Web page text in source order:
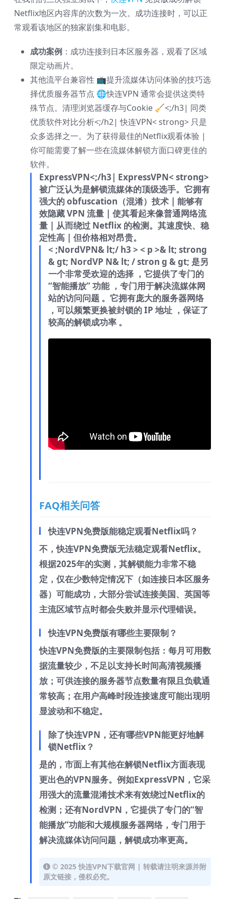
Netflix地区内容库的次数为一次。成功连接时，可以正
常观看该地区的独家剧集和电影。
成功案例 ：成功连接到日本区服务器，观看了区域
限定动画片。
其他流平台兼容性 📺提升流媒体访问体验的技巧选
择优质服务器节点 🌐快连VPN 通常会提供这类特
殊节点。清理浏览器缓存与Cookie 🧹<;/h3| 同类
优质软件对比分析<;/h2|快连VPN< strong> 只是
众多选择之一。为了获得最佳的Netflix观看体验 |
你可能需要了解一些在流媒体解锁方面口碑更佳的
软件。
ExpressVPN<;/h3| ExpressVPN< strong>
被广泛认为是解锁流媒体的顶级选手。它拥有
强大的 obfuscation（混淆）技术 | 能够有
效隐藏 VPN 流量 | 使其看起来像普通网络流
量 | 从而绕过 Netflix 的检测。其速度快、稳
定性高 | 但价格相对昂贵。
< ;NordVPN& lt;/ h3 > < p >& lt; strong
& gt; NordVP N& lt; / stron g & gt; 是另
一个非常受欢迎的选择 ，它提供了专门的
“智能播放” 功能 ，专门用于解决流媒体网
站的访问问题 。它拥有庞大的服务器网络
，可以频繁更换被封锁的 IP 地址 ，保证了
较高的解锁成功率 。
FAQ相关问答
快连VPN免费版能稳定观看Netflix吗？
不，快连VPN免费版无法稳定观看Netflix。
根据2025年的实测，其解锁能力非常不稳
定，仅在少数特定情况下（如连接日本区服务
器）可能成功，大部分尝试连接美国、英国等
主流区域节点时都会失败并显示代理错误。
快连VPN免费版有哪些主要限制？
快连VPN免费版的主要限制包括：每月可用数
据流量较少，不足以支持长时间高清视频播
放；可供连接的服务器节点数量有限且负载通
常较高；在用户高峰时段连接速度可能出现明
显波动和不稳定。
除了快连VPN，还有哪些VPN能更好地解
锁Netflix？
是的，市面上有其他在解锁Netflix方面表现
更出色的VPN服务。例如ExpressVPN，它采
用强大的流量混淆技术来有效绕过Netflix的
检测；还有NordVPN，它提供了专门的“智
能播放”功能和大规模服务器网络，专门用于
解决流媒体访问问题，解锁成功率更高。
© 2025 快连VPN下载官网 | 转载请注明来源并附
原文链接，侵权必究。